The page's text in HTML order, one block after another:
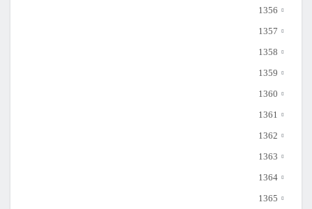
1356
1357
1358
1359
1360
1361
1362
1363
1364
1365